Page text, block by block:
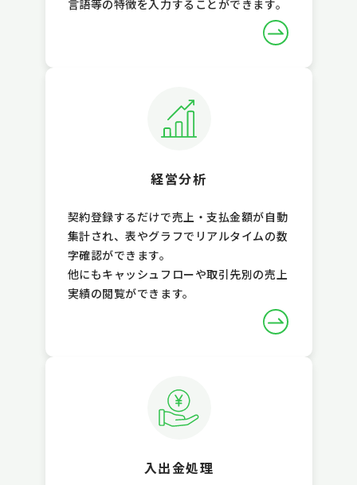
言語等の特徴を入力することができます。
経営分析
契約登録するだけで売上・支払金額が自動
集計され、表やグラフでリアルタイムの数
字確認ができます。
他にもキャッシュフローや取引先別の売上
実績の閲覧ができます。
入出金処理